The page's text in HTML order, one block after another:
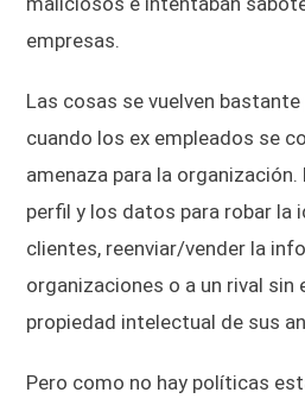
empresas.
Las cosas se vuelven
cuando los ex empleados se
amenaza para la
perfil y los datos para robar la
clientes, reenviar/vender la
organizaciones o a un rival sin
propiedad intelectual de sus
Pero como no hay políticas